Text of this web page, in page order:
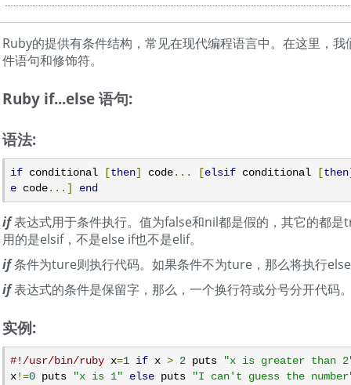
Ruby的提供有条件结构，常见在现代编程语言中。在这里，
件语句和修饰符。
Ruby if...else 语句:
语法:
if conditional [then] code... [elsif conditional [then
e code...] end
if表达式用于条件执行。值为false和nil都是假的，其它的都
用的是elsif，不是else if也不是elif。
if条件为ture则执行代码。如果条件不为ture，那么将执行
if表达式的条件是保留字，那么，一个换行符或分号分开代码
实例:
#!/usr/bin/ruby x=1 if x > 2 puts
"x is greater than
x!=0 puts "x is 1" else puts "I can't guess the